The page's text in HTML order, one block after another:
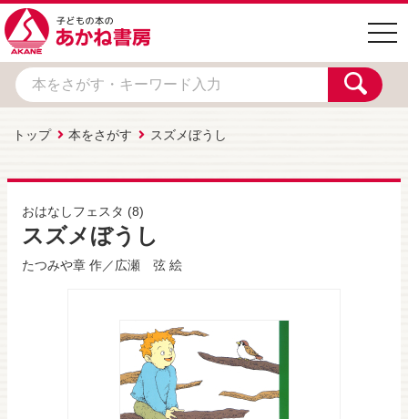
トップ 本をさがす スズメぼうし
おはなしフェスタ (8)
スズメぼうし
たつみや章 作／広瀬 弦 絵